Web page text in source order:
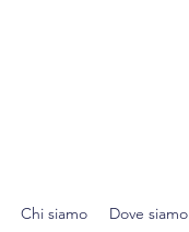
Chi siamo Dove siamo